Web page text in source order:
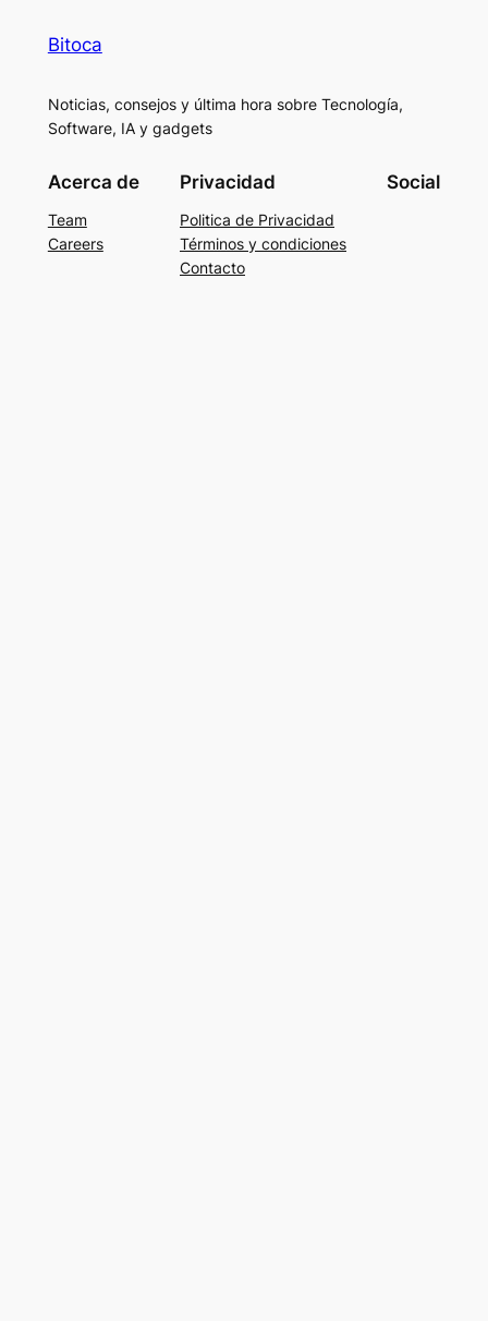
Bitoca
Noticias, consejos y última hora sobre Tecnología,
Software, IA y gadgets
Acerca de
Team
Careers
Privacidad
Politica de Privacidad
Términos y condiciones
Contacto
Social